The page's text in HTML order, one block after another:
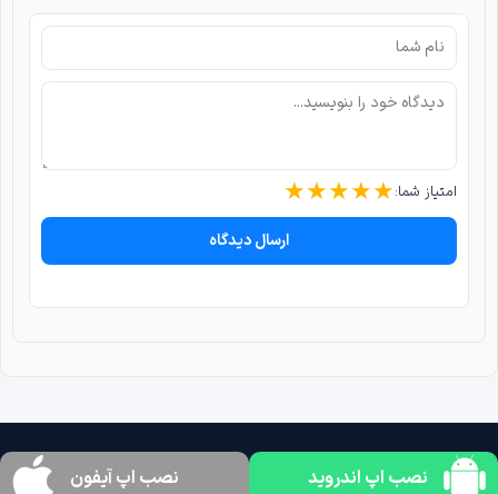
امتیاز شما: ★★★★★
ارسال دیدگاه
نصب اپ اندروید نصب اپ آیفون